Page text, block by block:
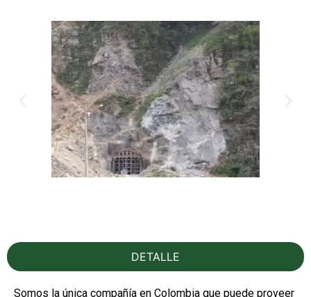
DETALLE
Somos la única compañía en Colombia que puede proveer